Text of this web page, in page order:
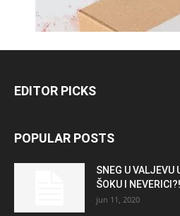
EDITOR PICKS
POPULAR POSTS
SNEG U VALJEVU
ŠOKU I
jun 11, 2020